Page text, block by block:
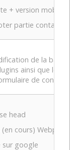
+ version mobile
partie contact /
de la
ainsi que
de contact
head
cours) Webp
google